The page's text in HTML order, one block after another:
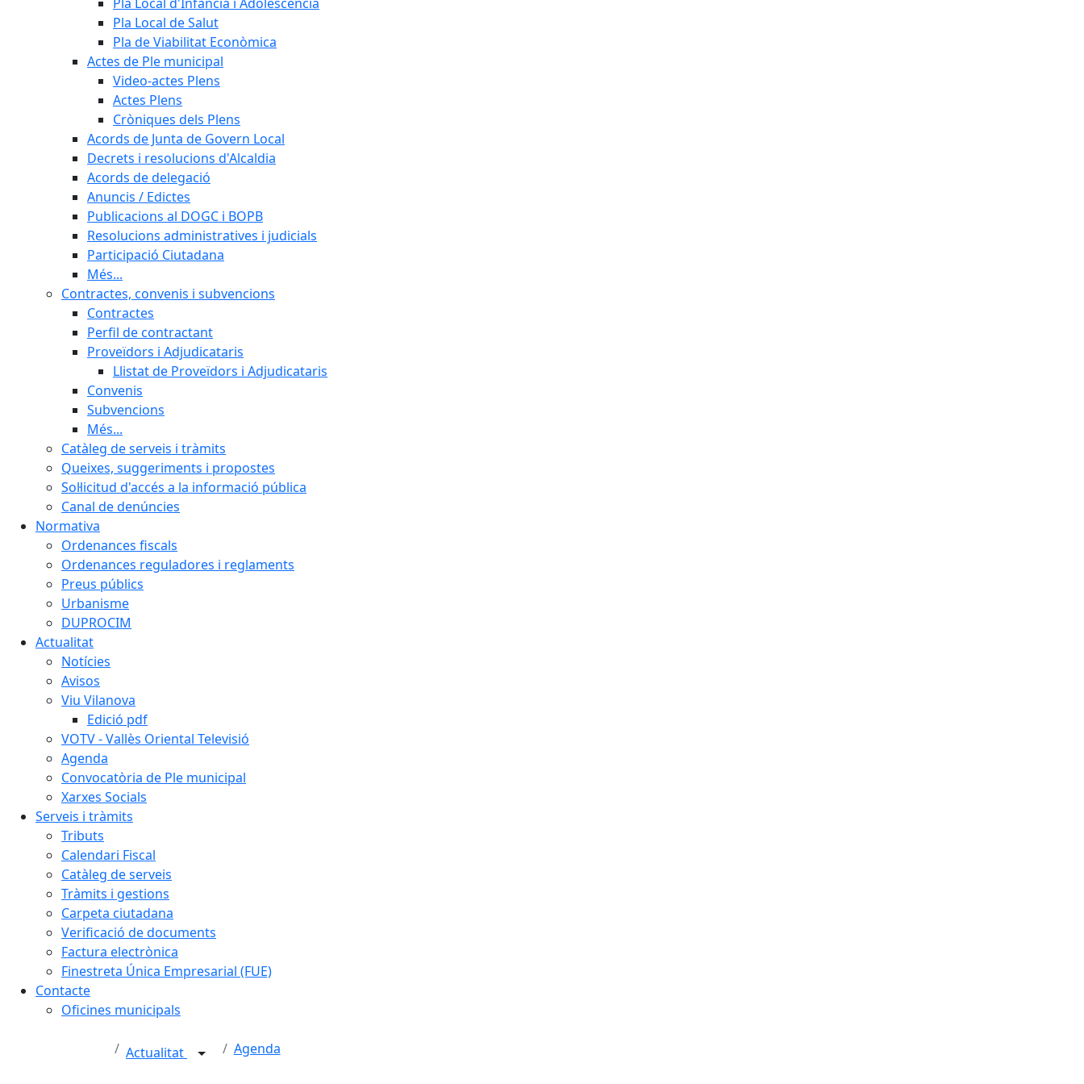
Pla Local de Salut
Pla de Viabilitat Econòmica
Actes de Ple municipal
Video-actes Plens
Actes Plens
Cròniques dels Plens
Acords de Junta de Govern Local
Decrets i resolucions d'Alcaldia
Acords de delegació
Anuncis / Edictes
Publicacions al DOGC i BOPB
Resolucions administratives i judicials
Participació Ciutadana
Més...
Contractes, convenis i subvencions
Contractes
Perfil de contractant
Proveïdors i Adjudicataris
Llistat de Proveïdors i Adjudicataris
Convenis
Subvencions
Més...
Catàleg de serveis i tràmits
Queixes, suggeriments i propostes
Sol·licitud d'accés a la informació pública
Canal de denúncies
Normativa
Ordenances fiscals
Ordenances reguladores i reglaments
Preus públics
Urbanisme
DUPROCIM
Actualitat
Notícies
Avisos
Viu Vilanova
Edició pdf
VOTV - Vallès Oriental Televisió
Agenda
Convocatòria de Ple municipal
Xarxes Socials
Serveis i tràmits
Tributs
Calendari Fiscal
Catàleg de serveis
Tràmits i gestions
Carpeta ciutadana
Verificació de documents
Factura electrònica
Finestreta Única Empresarial (FUE)
Contacte
Oficines municipals
Actualitat Agenda